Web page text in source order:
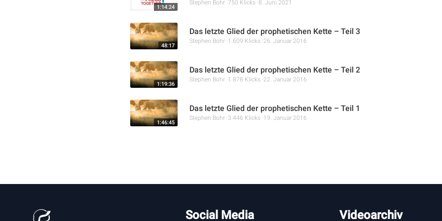
1:14:24
Stephen Bohr 750 Klicks 8. Juni 2021
48:17
Das letzte Glied der prophetischen Kette – Teil 3
Stephen Bohr 1.609 Klicks 26. Januar 2016
1:19:36
Das letzte Glied der prophetischen Kette – Teil 2
Stephen Bohr 1.878 Klicks 22. Januar 2016
1:46:45
Das letzte Glied der prophetischen Kette – Teil 1
Stephen Bohr 3.446 Klicks 19. Januar 2016
Social Media Videoarchiv